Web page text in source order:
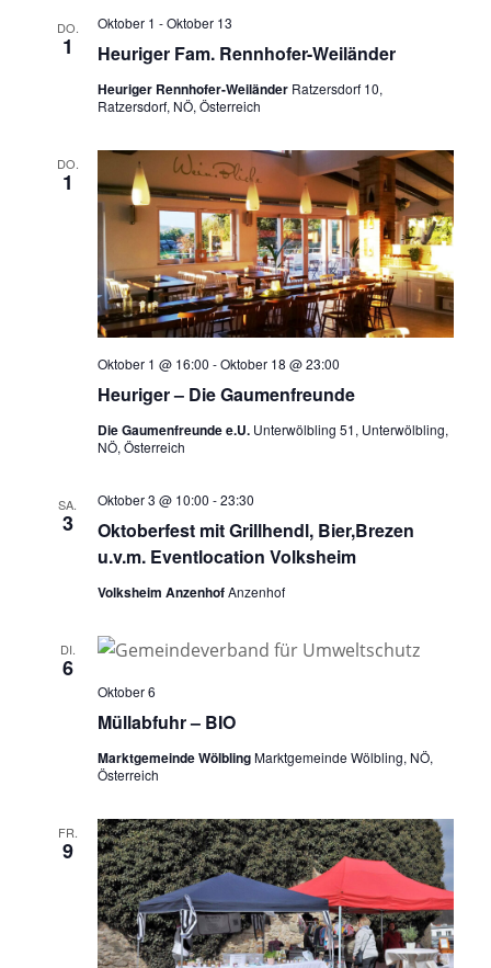
DO.
1 Heuriger Fam. Rennhofer-Weiländer
Oktober 1 -Oktober 13
Heuriger Rennhofer-Weiländer Ratzersdorf 10,
Ratzersdorf, NÖ, Österreich
DO.
1
Heuriger – Die Gaumenfreunde
Oktober 1 @ 16:00 -Oktober 18 @ 23:00
Die Gaumenfreunde e.U. Unterwölbling 51, Unterwölbling,
NÖ, Österreich
SA.
3
Oktoberfest mit Grillhendl, Bier,Brezen
u.v.m. Eventlocation Volksheim
Oktober 3 @ 10:00 -23:30
Volksheim AnzenhofAnzenhof
DI.
6
Müllabfuhr – BIO
Oktober 6
Marktgemeinde WölblingMarktgemeinde Wölbling, NÖ,
Österreich
FR.
9